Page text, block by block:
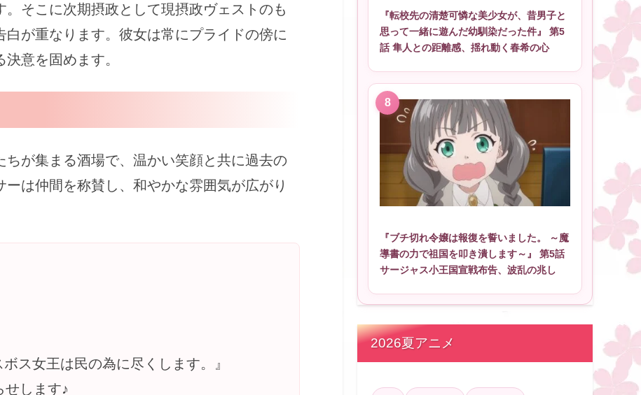
そこに次期摂政として現摂政ヴェストのも
が重なります。彼女は常にプライドの傍に
意を固めます。
が集まる酒場で、温かい笑顔と共に過去の
は仲間を称賛し、和やかな雰囲気が広がり
ス女王は民の為に尽くします。』
します♪
『転校先の清楚可憐な美少女が、昔男子と
思って一緒に遊んだ幼馴染だった件』 第5
話 隼人との距離感、揺れ動く春希の心
『ブチ切れ令嬢は報復を誓いました。 ～魔
導書の力で祖国を叩き潰します～』 第5話
サージャス小王国宣戦布告、波乱の兆し
2026夏アニメ